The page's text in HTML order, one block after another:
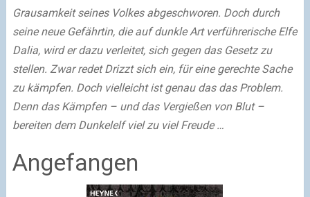
Grausamkeit seines Volkes abgeschworen. Doch durch
seine neue Gefährtin, die auf dunkle Art verführerische Elfe
Dalia, wird er dazu verleitet, sich gegen das Gesetz zu
stellen. Zwar redet Drizzt sich ein, für eine gerechte Sache
zu kämpfen. Doch vielleicht ist genau das das Problem.
Denn das Kämpfen – und das Vergießen von Blut –
bereiten dem Dunkelelf viel zu viel Freude …
Angefangen